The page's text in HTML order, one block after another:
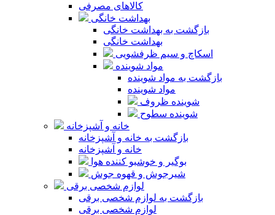
کالاهای مصرفی
بهداشت خانگی
بازگشت به بهداشت خانگی
بهداشت خانگی
اسکاچ و سیم ظرفشویی
مواد شوینده
بازگشت به مواد شوینده
مواد شوینده
شوینده ظروف
شوینده سطوح
خانه و آشپزخانه
بازگشت به خانه و آشپزخانه
خانه و آشپزخانه
بوگیر و خوشبو کننده هوا
شیرجوش و قهوه جوش
لوازم شخصی برقی
بازگشت به لوازم شخصی برقی
لوازم شخصی برقی